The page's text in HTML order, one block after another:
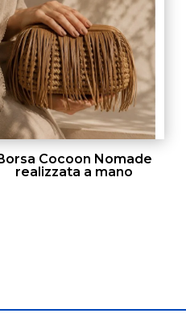
Cocoon Nomade
realizzata a mano